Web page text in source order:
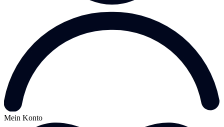
Mein Konto